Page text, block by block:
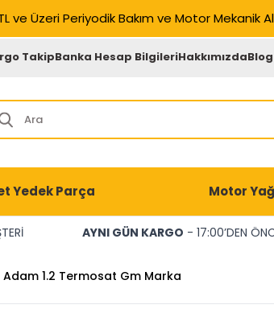
ve Üzeri Periyodik Bakım ve Motor Mekanik
TakipBanka Hesap BilgileriHakkımızdaBlog
Yedek Parça Motor
AYNI GÜN KARGO - 17:00’DEN
Adam 1.2 Termosat Gm Marka